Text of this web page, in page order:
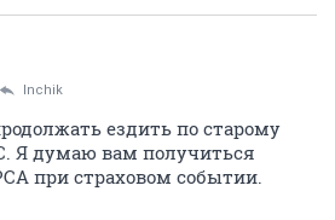
Inchik
ездить по старому
Я думаю вам получиться
при страховом событии.